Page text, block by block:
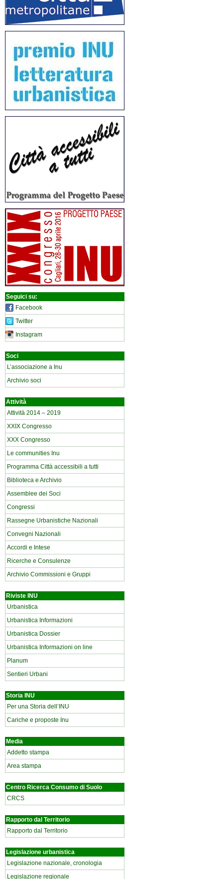
Seguici su:
Facebook
Twitter
Instagram
Soci
L’associazione a Inu
Archivio soci
Attività
Attività 2014 – 2019
XXIX Congresso
XXX Congresso
Le communities Inu
Programma Città accessibili a tutti
Biblioteca e Archivio
Assemblee dei Soci
Congressi
Rassegne Urbanistiche Nazionali
Convegni Nazionali
Accordi e Intese
Ricerche e Consulenze
Archivio Commissioni e Gruppi
Riviste INU
Urbanistica
Urbanistica Informazioni
Urbanistica Dossier
Urbanistica Informazioni on line
Planum
Sentieri Urbani
Storia INU
Per una Storia dell’INU
Cariche e proposte Inu
Media
Addetto stampa
Area stampa
Centro Ricerca Consumo di Suolo
CRCS
Rapporto dal Territorio
Rapporto dal Territorio
Legislazione urbanistica
Legislazione nazionale, cronologia
Legislazione regionale